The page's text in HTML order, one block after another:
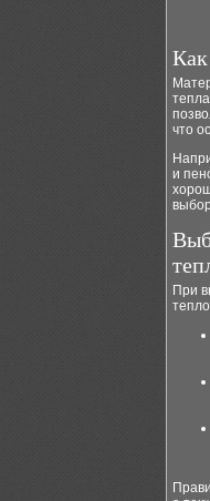
что
и
При